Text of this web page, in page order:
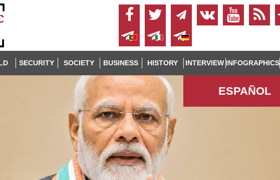
SECURITY SOCIETY BUSINESS HISTORY INTERVIEW INFOGRAPHICS
ESPAÑOL